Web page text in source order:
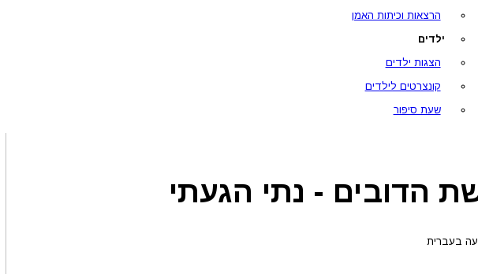
הרצאות וכיתות האמן
ילדים
הצגות ילדים
קונצרטים לילדים
שעת סיפור
הדובים - נתי הגעתי
בעברית